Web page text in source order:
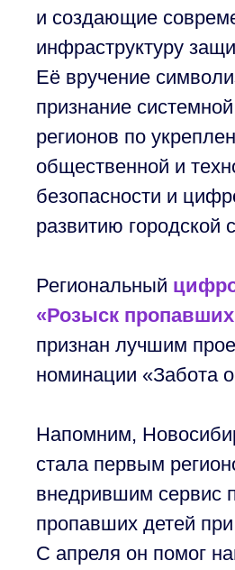
и создающие
инфраструктуру
Её вручение
признание
регионов по
общественной и
безопасности и
развитию городской
Региональный
«Розыск
признан лучшим
номинации «Забота
Напомним,
стала первым
внедрившим сервис
пропавших детей
С апреля он помог